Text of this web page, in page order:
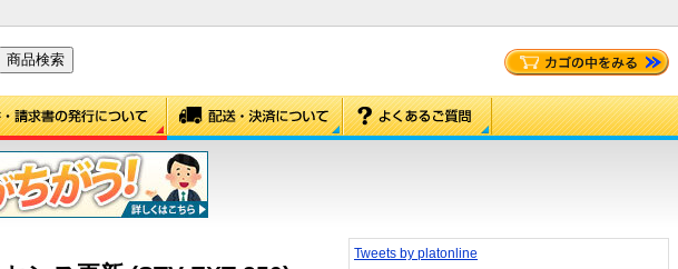
Tweets by platonline